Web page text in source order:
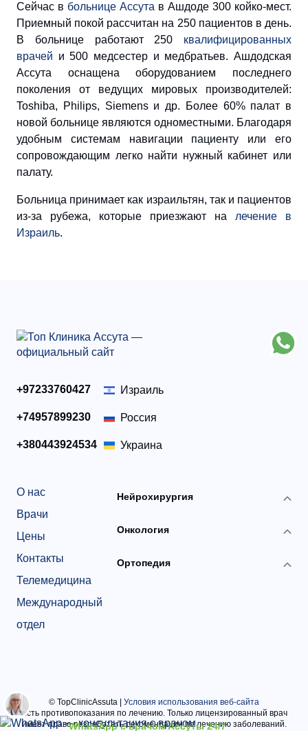
Сейчас в больнице Ассута в Ашдоде 300 койко-мест.
Приемный покой рассчитан на 250 пациентов в день.
В больнице работают 250 квалифицированных
врачей и 500 медсестер и медбратьев. Ашдодская
Ассута оснащена оборудованием последнего
поколения от ведущих мировых производителей:
Toshiba, Philips, Siemens и др. Более 60% палат в
новой больнице являются одноместными. Благодаря
удобным системам навигации пациенту или его
сопровождающим легко найти нужный кабинет или
палату.
Больница принимает как израильтян, так и пациентов
из-за рубежа, которые приезжают на лечение в
Израиль.
+97233760427 Израиль
+74957899230 Россия
+380443924534 Украина
О нас
Врачи
Цены
Контакты
Телемедицина
Международный
отдел
Нейрохирургия
Онкология
Ортопедия
© TopClinicAssuta
Условия использования веб-сайта
Есть противопоказания по лечению. Только лицензированный врач
имеет право разработать рекомендации по лечению заболеваний.
WhatsApp с врачом Ассуты 24/7